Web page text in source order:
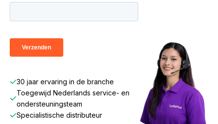
30 jaar ervaring in de branche
Toegewijd Nederlands service- en
ondersteuningsteam
Specialistische distributeur